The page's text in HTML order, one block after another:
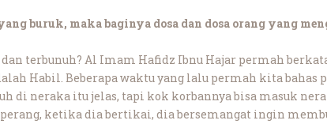
buruk, maka baginya dosa dan dosa orang yang
terbunuh? Al Imam Hafidz Ibnu Hajar permah
Habil. Beberapa waktu yang lalu permah kita bahas
di neraka itu jelas, tapi kok korbannya bisa masuk
ketika dia bertikai, dia bersemangat ingin